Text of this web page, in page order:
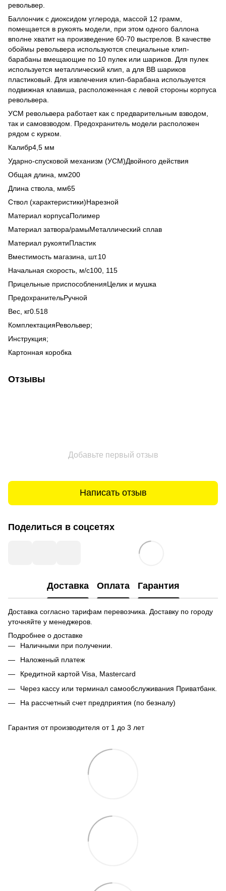
револьвер.
Баллончик с диоксидом углерода, массой 12 грамм,
помещается в рукоять модели, при этом одного баллона
вполне хватит на произведение 60-70 выстрелов. В качестве
обоймы револьвера используются специальные клип-
барабаны вмещающие по 10 пулек или шариков. Для пулек
используется металлический клип, а для BB шариков
пластиковый. Для извлечения клип-барабана используется
подвижная клавиша, расположенная с левой стороны корпуса
револьвера.
УСМ револьвера работает как с предварительным взводом,
так и самовзводом. Предохранитель модели расположен
рядом с курком.
Калибр4,5 мм
Ударно-спусковой механизм (УСМ)Двойного действия
Общая длина, мм200
Длина ствола, мм65
Ствол (характеристики)Нарезной
Материал корпусаПолимер
Материал затвора/рамыМеталлический сплав
Материал рукоятиПластик
Вместимость магазина, шт.10
Начальная скорость, м/с100, 115
Прицельные приспособленияЦелик и мушка
ПредохранительРучной
Вес, кг0.518
КомплектацияРевольвер;
Инструкция;
Картонная коробка
Отзывы
Добавьте первый отзыв
Написать отзыв
Поделиться в соцсетях
Доставка Оплата Гарантия
Доставка согласно тарифам перевозчика. Доставку по городу
уточняйте у менеджеров.
Подробнее о доставке
Наличными при получении.
Наложеный платеж
Кредитной картой Visa, Mastercard
Через кассу или терминал самообслуживания Приватбанк.
На рассчетный счет предприятия (по безналу)
Гарантия от производителя от 1 до 3 лет